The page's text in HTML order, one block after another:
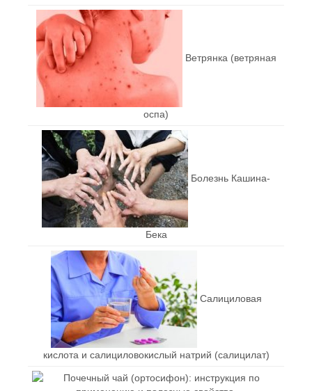
Ветрянка (ветряная
оспа)
Болезнь Кашина-
Бека
Салициловая
кислота и салициловокислый натрий (салицилат)